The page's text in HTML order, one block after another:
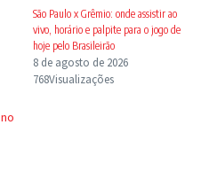
São Paulo x Grêmio: onde assistir ao
vivo, horário e palpite para o jogo de
hoje pelo Brasileirão
8 de agosto de 2026
768Visualizações